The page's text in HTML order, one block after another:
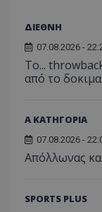
ΔΙΕΘΝΗ
07.08.2026 -
Το...
από το
Α ΚΑΤΗΓΟΡΙΑ
07.08.2026 -
Απόλλωνας
SPORTS PLUS